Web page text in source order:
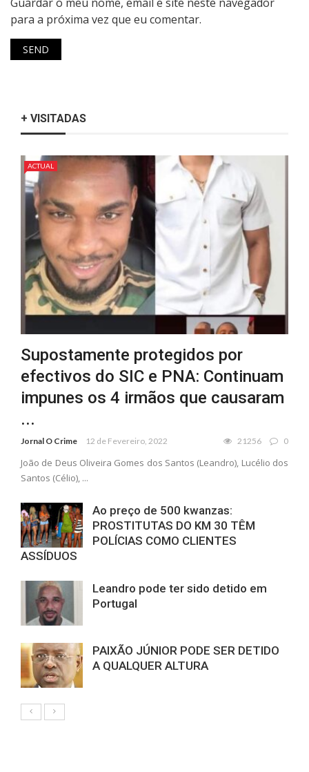
para a próxima vez que eu comentar.
+ VISITADAS
ACTUAL
Supostamente protegidos por
efectivos do SIC e PNA: Continuam
impunes os 4 irmãos que causaram
...
Jornal O Crime 12 de Fevereiro, 2022 21256 0
João de Deus Oliveira Gomes dos Santos (Leandro), Lucélio dos
Santos (Célio), ...
Ao preço de 500 kwanzas:
PROSTITUTAS DO KM 30 TÊM
POLÍCIAS COMO CLIENTES
ASSÍDUOS
Leandro pode ter sido detido em
Portugal
PAIXÃO JÚNIOR PODE SER DETIDO
A QUALQUER ALTURA